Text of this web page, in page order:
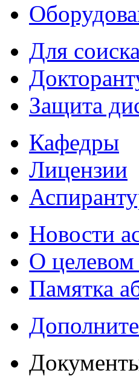
Для
Защита
Кафедры
Лицензии
Новости
О
Памятка